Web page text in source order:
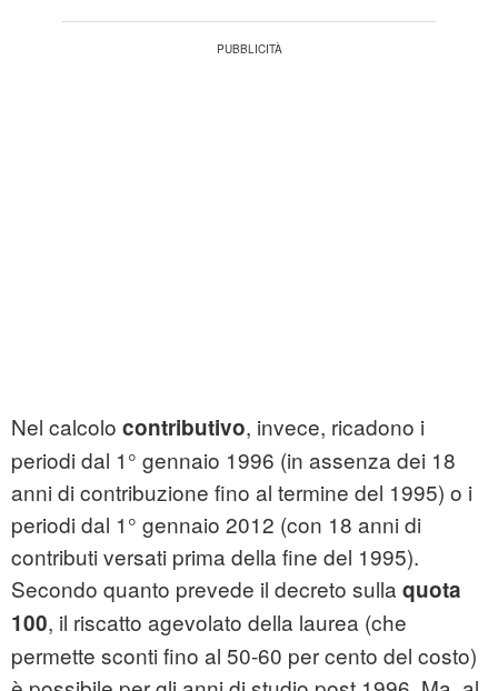
Nel calcolo contributivo, invece, ricadono i
periodi dal 1° gennaio 1996 (in assenza dei 18
anni di contribuzione fino al termine del 1995) o i
periodi dal 1° gennaio 2012 (con 18 anni di
contributi versati prima della fine del 1995).
Secondo quanto prevede il decreto sulla quota
100, il riscatto agevolato della laurea (che
permette sconti fino al 50-60 per cento del costo)